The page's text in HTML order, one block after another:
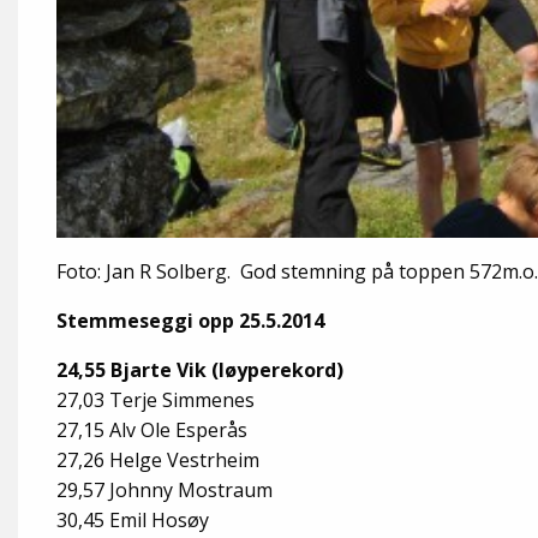
Foto: Jan R Solberg. God stemning på toppen
Stemmeseggi opp 25.5.2014
24,55 Bjarte Vik (løyperekord)
27,03 Terje Simmenes
27,15 Alv Ole Esperås
27,26 Helge Vestrheim
29,57 Johnny Mostraum
30,45 Emil Hosøy